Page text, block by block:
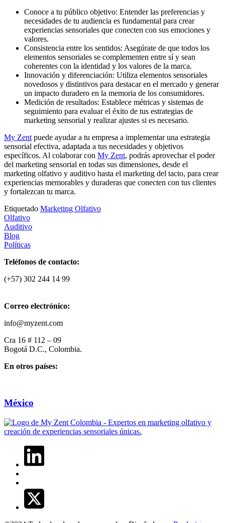
Conoce a tu público objetivo: Entender las preferencias y
necesidades de tu audiencia es fundamental para crear
experiencias sensoriales que conecten con sus emociones y
valores.
Consistencia entre los sentidos: Asegúrate de que todos los
elementos sensoriales se complementen entre sí y sean
coherentes con la identidad y los valores de la marca.
Innovación y diferenciación: Utiliza elementos sensoriales
novedosos y distintivos para destacar en el mercado y generar
un impacto duradero en la memoria de los consumidores.
Medición de resultados: Establece métricas y sistemas de
seguimiento para evaluar el éxito de tus estrategias de
marketing sensorial y realizar ajustes si es necesario.
My Zentpuede ayudar a tu empresa a implementar una estrategia
sensorial efectiva, adaptada a tus necesidades y objetivos
específicos. Al colaborar con My Zent, podrás aprovechar el poder
del marketing sensorial en todas sus dimensiones, desde el
marketing olfativo y auditivo hasta el marketing del tacto, para crear
experiencias memorables y duraderas que conecten con tus clientes
y fortalezcan tu marca.
Etiquetado Marketing Olfativo
Olfativo
Auditivo
Blog
Políticas
Teléfonos de contacto:
(+57) 302 244 14 99
Correo electrónico:
info@myzent.com
Cra 16 # 112 – 09
Bogotá D.C., Colombia.
En otros países:
México